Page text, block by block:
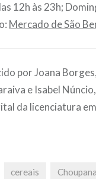
12h às 23h;
Mercado de São
por Joana
e Isabel
da licenciatura
cereais